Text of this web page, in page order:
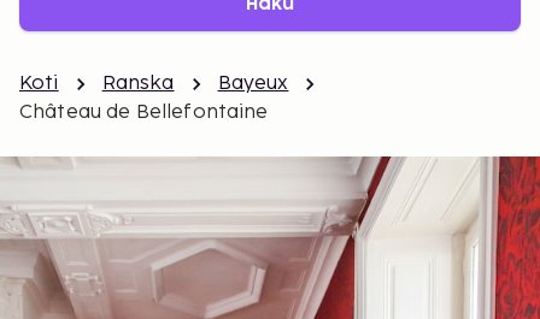
Haku
Koti Ranska
Bayeux
Château de Bellefontaine